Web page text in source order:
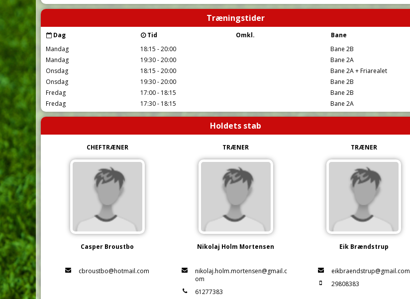
Træningstider
Dag Tid Omkl.
Bane
Mandag
18:15 - 20:00
Bane 2B
Mandag
19:30 - 20:00
Bane 2A
Onsdag
18:15 - 20:00
Bane 2A + Friarealet
Onsdag
19:30 - 20:00
Bane 2B
Fredag
17:00 - 18:15
Bane 2B
Fredag
17:30 - 18:15 Bane 2A
Holdets stab
CHEFTRÆNER
Casper Broustbo
cbroustbo@hotmail.com
TRÆNER
Nikolaj Holm Mortensen
nikolaj.holm.mortensen@gmail.c
om
61277383
TRÆNER
Eik Brændstrup
eikbraendstrup@gmail.com
29808383